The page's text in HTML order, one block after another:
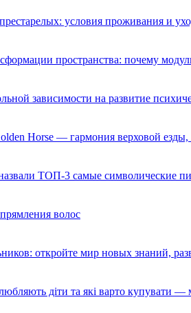
условия проживания и
пространства: почему
зависимости на развитие
Horse — гармония верховой езды,
ТОП-3 самые символические
волос
откройте мир новых знаний,
діти та які варто купувати —